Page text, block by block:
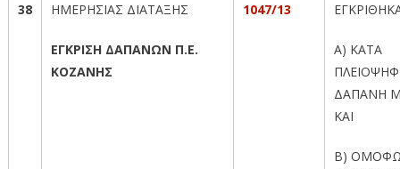
38 ΗΜΕΡΗΣΙΑΣ ΔΙΑΤΑΞΗΣ
ΕΓΚΡΙΣΗ ΔΑΠΑΝΩΝ Π.Ε.
ΚΟΖΑΝΗΣ
1047/13
Α) ΚΑΤΑ
ΔΑΠΑΝΗ
ΚΑΙ
Β)